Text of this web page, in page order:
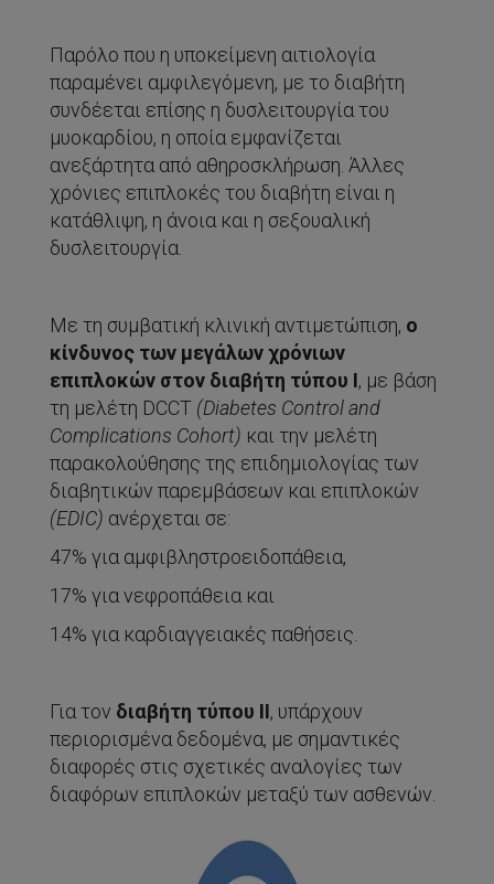
Παρόλο που η υποκείμενη αιτιολογία
παραμένει αμφιλεγόμενη, με το διαβήτη
συνδέεται επίσης η δυσλειτουργία του
μυοκαρδίου, η οποία εμφανίζεται
ανεξάρτητα από αθηροσκλήρωση. Άλλες
χρόνιες επιπλοκές του διαβήτη είναι η
κατάθλιψη, η άνοια και η σεξουαλική
δυσλειτουργία.
Με τη συμβατική κλινική αντιμετώπιση, ο
κίνδυνος των μεγάλων χρόνιων
επιπλοκών στον διαβήτη τύπου Ι, με βάση
τη μελέτη DCCT (Diabetes Controland
Complications Cohort) και την μελέτη
παρακολούθησης της επιδημιολογίας των
διαβητικών παρεμβάσεων και επιπλοκών
(EDIC) ανέρχεται σε:
47% για αμφιβληστροειδοπάθεια,
17% για νεφροπάθεια και
14% για καρδιαγγειακές παθήσεις.
Για τον διαβήτη τύπου ΙΙ, υπάρχουν
περιορισμένα δεδομένα, με σημαντικές
διαφορές στις σχετικές αναλογίες των
διαφόρων επιπλοκών μεταξύ των ασθενών.